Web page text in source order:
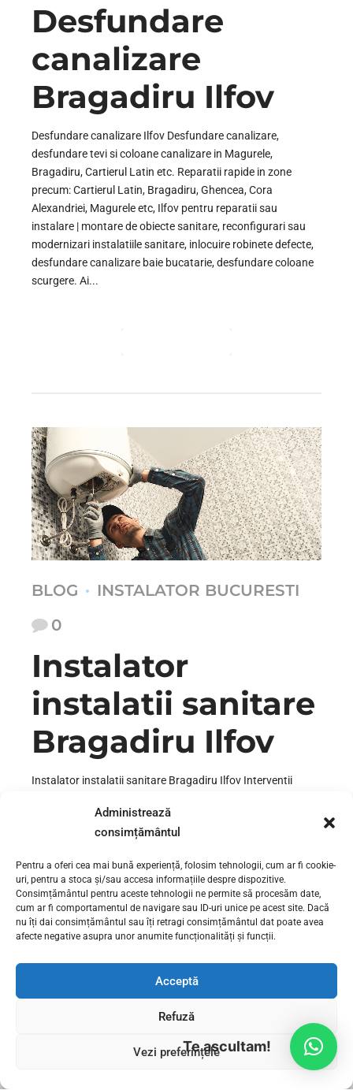
Administrează
consimțământul
Pentru a oferi cea mai bună experiență, folosim tehnologii, cum ar fi cookie-
uri, pentru a stoca și/sau accesa informațiile despre dispozitive.
Consimțământul pentru aceste tehnologii ne permite să procesăm date,
cum ar fi comportamentul de navigare sau ID-uri unice pe acest site. Dacă
nu îți dai consimțământul sau îți retragi consimțământul dat poate avea
afecte negative asupra unor anumite funcționalități și funcții.
Acceptă
Refuză
Vezi preferințele
Desfundare
canalizare
Bragadiru Ilfov
Desfundare canalizare Ilfov Desfundare canalizare,
desfundare tevi si coloane canalizare in Magurele,
Bragadiru, Cartierul Latin etc. Reparatii rapide in zone
precum: Cartierul Latin, Bragadiru, Ghencea, Cora
Alexandriei, Magurele etc, Ilfov pentru reparatii sau
instalare | montare de obiecte sanitare, reconfigurari sau
modernizari instalatiile sanitare, inlocuire robinete defecte,
desfundare canalizare baie bucatarie, desfundare coloane
scurgere. Ai...
BLOG
INSTALATOR BUCURESTI
0
Instalator
instalatii sanitare
Bragadiru Ilfov
Instalator instalatii sanitare Bragadiru Ilfov Interventii
Bragadiru, Cartierul Latin etc. Reparatii rapide in zone
precum: Cartierul Latin, Bragadiru, Ghencea, Cora
de obiecte sanitare, reconfigurari sau modernizari
instalatiile sanitare, inlocuire robinete defecte, desfundare
canalizare baie bucatarie, desfundare coloane...
INSTALATORI BUCURESTI
Te ascultam!